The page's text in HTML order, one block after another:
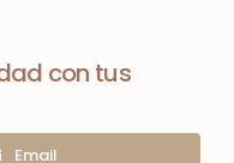
con tus
Email